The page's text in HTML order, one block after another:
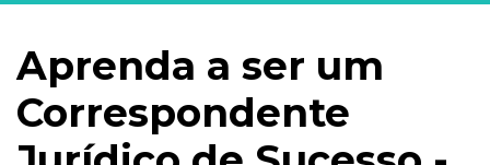
Aprenda a ser um
Correspondente